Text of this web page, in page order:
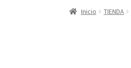
Inicio TIENDA